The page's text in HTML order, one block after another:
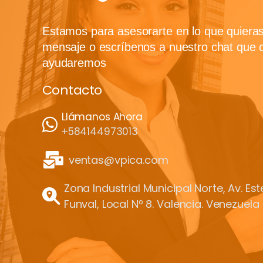
Estamos para asesorarte en lo que
mensaje o escríbenos a nuestro chat que
ayudaremos
Contacto
Llámanos Ahora
+584144973013
ventas@vpica.com
Zona Industrial Municipal Norte, Av.
Funval, Local Nº 8. Valencia. Venezuela